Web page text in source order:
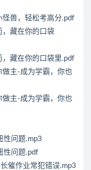
兽，轻松考高分.pdf
藏在你的口袋
藏在你的口袋里.pdf
主-成为学霸，你也
主-成为学霸，你也
性问题.mp3
性问题.pdf
催作业常犯错误.mp3